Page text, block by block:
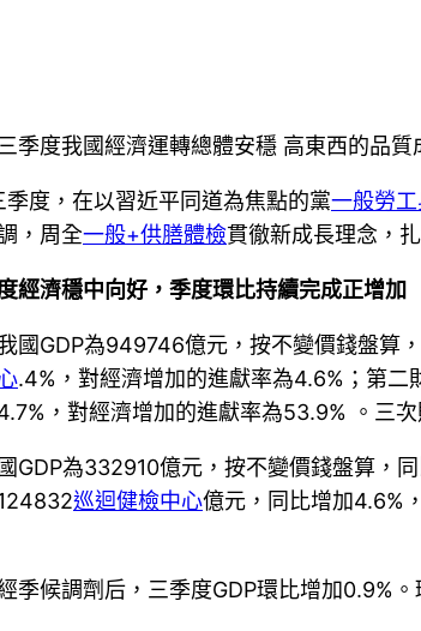
季度我國經濟運轉總體安穩 高東西的品質
度，在以習近平同道為焦點的黨一般勞
，周全一般+供膳體檢貫徹新成長理念，
經濟穩中向好，季度環比持續完成正增加
國GDP為949746億元，按不變價錢盤算
.4%，對經濟增加的進獻率為4.6%；第
，對經濟增加的進獻率為53.9% 。三
GDP為332910億元，按不變價錢盤算，
巡迴健檢中心億元，同比增加4.6%
季候調劑后，三季度GDP環比增加0.9%